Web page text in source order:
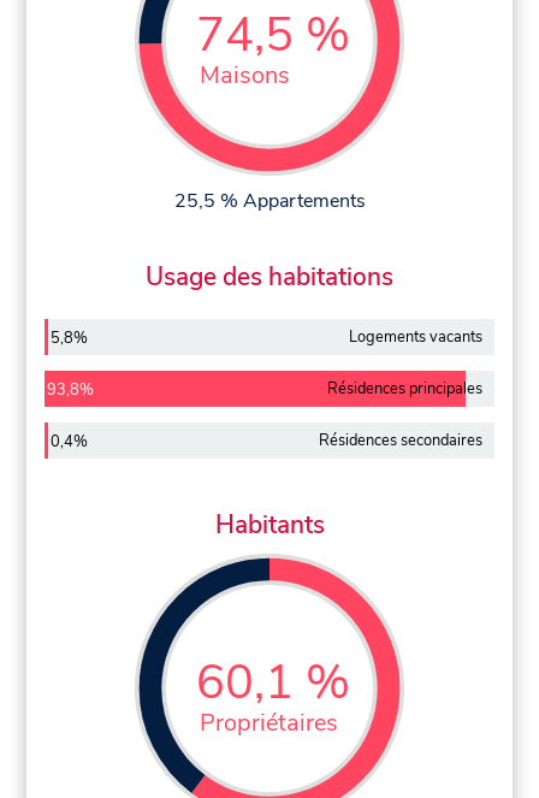
74,5 %
Maisons
25,5 % Appartements
Usage des habitations
5,8% Logements vacants
93,8% Résidences principales
0,4% Résidences secondaires
Habitants
60,1 %
Propriétaires